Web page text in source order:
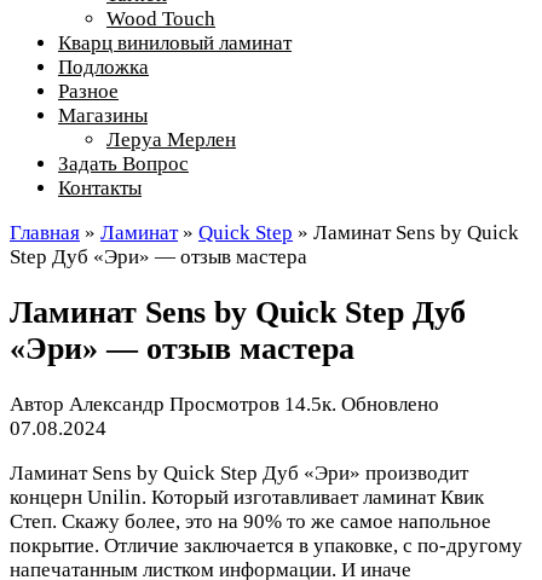
Wood Touch
Кварц виниловый ламинат
Подложка
Разное
Магазины
Леруа Мерлен
Задать Вопрос
Контакты
Главная » Ламинат » Quick Step » Ламинат Sens by Quick
Step Дуб «Эри» — отзыв мастера
Ламинат Sens by Quick Step Дуб
«Эри» — отзыв мастера
Автор Александр Просмотров 14.5к. Обновлено
07.08.2024
Ламинат Sens by Quick Step Дуб «Эри» производит
концерн Unilin. Который изготавливает ламинат Квик
Степ. Скажу более, это на 90% то же самое напольное
покрытие. Отличие заключается в упаковке, с по-другому
напечатанным листком информации. И иначе